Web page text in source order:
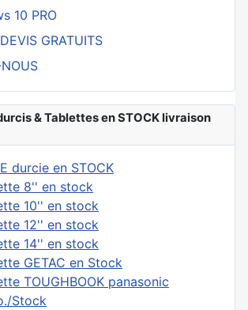
10 PRO
GRATUITS
& Tablettes en STOCK livraison
durcie en STOCK
8'' en stock
10'' en stock
12'' en stock
14'' en stock
GETAC en Stock
TOUGHBOOK panasonic
Stock